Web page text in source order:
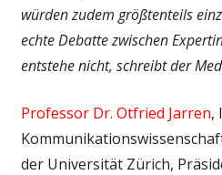
würden zudem größtenteils
echte Debatte zwischen
entstehe nicht, schreibt der
Professor Dr. Otfried Jarren,
der Universität Zürich,